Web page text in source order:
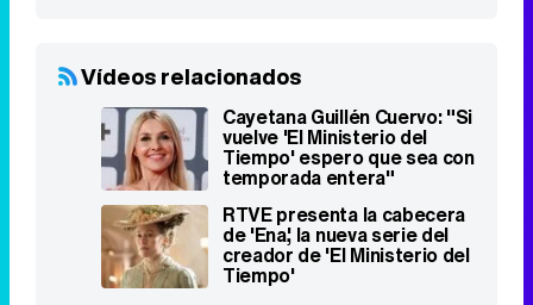
Vídeos relacionados
Cayetana Guillén Cuervo: "Si
vuelve 'El Ministerio del
Tiempo' espero que sea con
temporada entera"
RTVE presenta la cabecera
de 'Ena', la nueva serie del
creador de 'El Ministerio del
Tiempo'